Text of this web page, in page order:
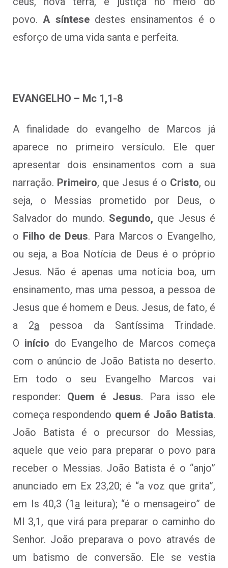
povo. A síntesedestes ensinamentos é o
esforço de uma vida santa e perfeita.
EVANGELHO – Mc 1,1-8
A finalidade do evangelho de Marcos já
aparece no primeiro versículo. Ele quer
apresentar dois ensinamentos com a sua
narração. Primeiro, que Jesus é o Cristo, ou
seja, o Messias prometido por Deus, o
Salvador do mundo. Segundo, que Jesus é
o Filho de Deus. Para Marcos o Evangelho,
ou seja, a Boa Notícia de Deus é o próprio
Jesus. Não é apenas uma notícia boa, um
ensinamento, mas uma pessoa, a pessoa de
Jesus que é homem e Deus. Jesus, de fato, é
a 2a pessoa da Santíssima Trindade.
O início do Evangelho de Marcos começa
com o anúncio de João Batista no deserto.
Em todo o seu Evangelho Marcos vai
responder: Quem é Jesus. Para isso ele
começa respondendo quem é João Batista.
João Batista é o precursor do Messias,
aquele que veio para preparar o povo para
receber o Messias. João Batista é o “anjo”
anunciado em Ex 23,20; é “a voz que grita”,
em Is 40,3 (1 a leitura); “é o mensageiro” de
Ml 3,1, que virá para preparar o caminho do
Senhor. João preparava o povo através de
um batismo de conversão. Ele se vestia